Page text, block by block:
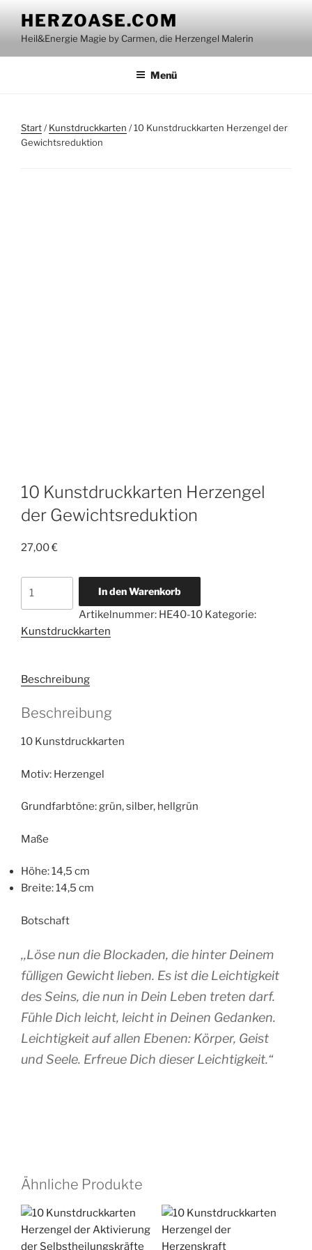
Inhalt
springen
HERZOASE.COM
Heil&Energie Magie by Carmen, die Herzengel Malerin
Menü
Start/Kunstdruckkarten / 10 Kunstdruckkarten Herzengel der
Gewichtsreduktion
10 Kunstdruckkarten Herzengel
der Gewichtsreduktion
27,00€
der
In den Warenkorb
Artikelnummer: HE40-10 Kategorie:
Kunstdruckkarten
Beschreibung
Beschreibung
10 Kunstdruckkarten
Motiv: Herzengel
Grundfarbtöne: grün, silber, hellgrün
Maße
Höhe: 14,5 cm
Breite: 14,5 cm
Botschaft
,,Löse nun die Blockaden, die hinter Deinem
fülligen Gewicht lieben. Es ist die Leichtigkeit
des Seins, die nun in Dein Leben treten darf.
Fühle Dich leicht, leicht in Deinen Gedanken.
Leichtigkeit auf allen Ebenen: Körper, Geist
und Seele. Erfreue Dich dieser Leichtigkeit.“
Ähnliche Produkte